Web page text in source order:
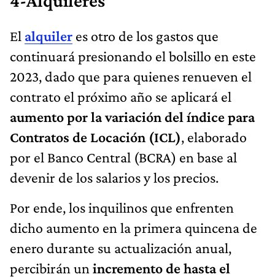
El alquiler es otro de los gastos que
continuará presionando el bolsillo en este
2023, dado que para quienes renueven el
contrato el próximo año se aplicará el
aumento por la variación del índice para
Contratos de Locación (ICL), elaborado
por el Banco Central (BCRA) en base al
devenir de los salarios y los precios.
Por ende, los inquilinos que enfrenten
dicho aumento en la primera quincena de
enero durante su actualización anual,
percibirán un incremento de hasta el